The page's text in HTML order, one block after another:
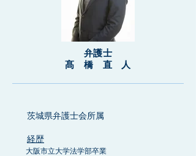
弁護士
​髙 橋 直 人
茨城県弁護士会所属
経歴
大阪市立大学法学部卒業